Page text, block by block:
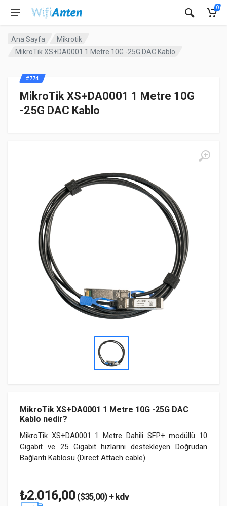
0
Ana Sayfa
Mikrotik
MikroTik XS+DA0001 1 Metre 10G -25G DAC Kablo
MikroTik XS+DA0001 1 Metre 10G
-25G DAC Kablo
MikroTik XS+DA0001 1 Metre 10G -25G DAC
Kablo nedir?
MikroTik XS+DA0001 1 Metre Dahili SFP+ modüllü 10
Gigabit ve 25 Gigabit hızlarını destekleyen Doğrudan
Bağlantı Kablosu (Direct Attach cable)
#774
₺2.016,00($35,00) + kdv